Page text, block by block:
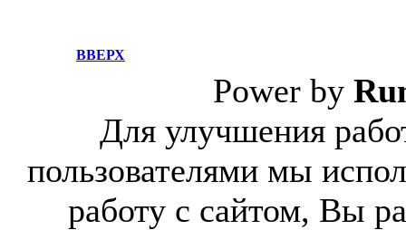
ВВЕРХ
Power by
Для улучшения
пользователями мы
работу с сайтом, Вы